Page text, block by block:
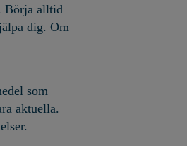
Börja alltid
dig. Om
som
aktuella.